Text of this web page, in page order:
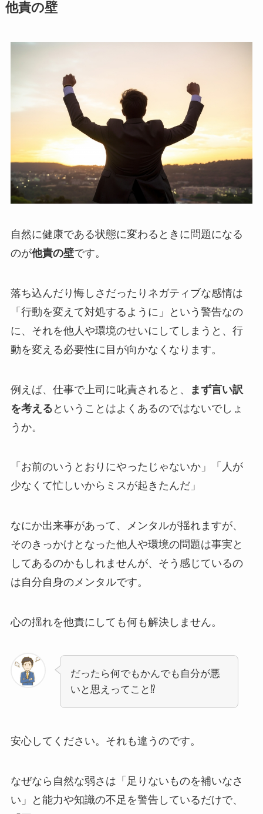
他責の壁
自然に健康である状態に変わるときに問題になる
のが他責の壁です。
落ち込んだり悔しさだったりネガティブな感情は
「行動を変えて対処するように」という警告なの
に、それを他人や環境のせいにしてしまうと、 行
動を変える必要性に目が向かなくなります。
例えば、仕事で上司に叱責されると、
まず言い訳
を考える ということはよくあるのではないでしょ
うか。
「お前のいうとおりにやったじゃないか」「人が
少なくて忙しいからミスが起きたんだ」
なにか出来事があって、メンタルが揺れますが、
そのきっかけとなった他人や環境の問題は事実と
してあるのかもしれませんが、そう感じているの
は自分自身のメンタルです。
心の揺れを他責にしても何も解決しません。
だったら何でもかんでも自分が悪
いと思えってこと⁉
安心してください。それも違うのです。
なぜなら自然な弱さは「足りないものを補いなさ
い」と能力や知識の不足を警告しているだけで、